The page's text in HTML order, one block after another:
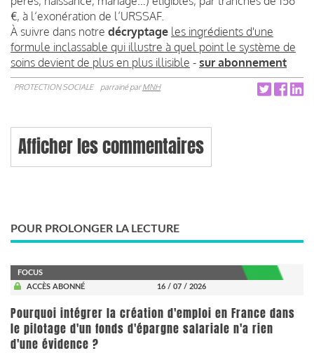
€, à l‘exonération de l’URSSAF.
À suivre dans notre décryptage les ingrédients d'une
formule inclassable qui illustre à quel point le système de
soins devient de plus en plus illisible - sur abonnement
PROTECTION SOCIALE parrainé parMNH
Afficher les commentaires
POUR PROLONGER LA LECTURE
FOCUS
ACCÈS ABONNÉ
16 / 07 / 2026
Pourquoi intégrer la création d'emploi en France dans
le pilotage d'un fonds d'épargne salariale n'a rien
d'une évidence ?